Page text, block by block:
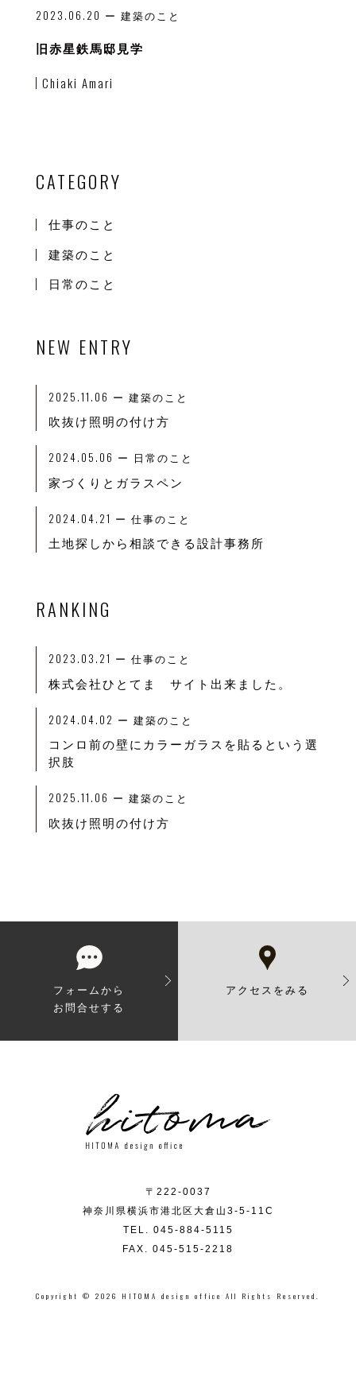
2023.06.20 ー 建築のこと
旧赤星鉄馬邸見学
Chiaki Amari
CATEGORY
仕事のこと
建築のこと
日常のこと
NEW ENTRY
2025.11.06 ー 建築のこと
吹抜け照明の付け方
2024.05.06 ー 日常のこと
家づくりとガラスペン
2024.04.21 ー 仕事のこと
土地探しから相談できる設計事務所
RANKING
2023.03.21 ー 仕事のこと
株式会社ひとてま サイト出来ました。
2024.04.02 ー 建築のこと
コンロ前の壁にカラーガラスを貼るという選
択肢
2025.11.06 ー 建築のこと
吹抜け照明の付け方
フォームから
お問合せする
アクセスをみる
〒222-0037
神奈川県横浜市港北区大倉山3-5-11C
TEL. 045-884-5115
FAX. 045-515-2218
Copyright © 2026 HITOMA design office All Rights Reserved.